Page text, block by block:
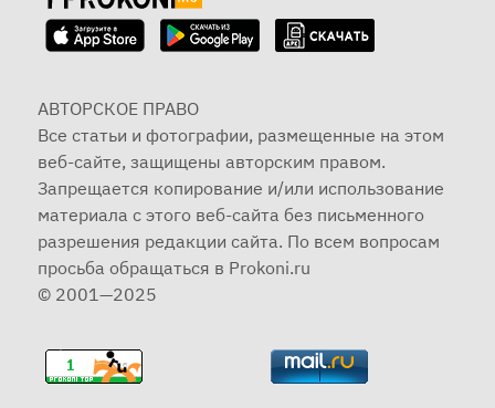
АВТОРСКОЕ ПРАВО
Все статьи и фотографии, размещенные на этом
веб-сайте, защищены авторским правом.
Запрещается копирование и/или использование
материала с этого веб-сайта без письменного
разрешения редакции сайта. По всем вопросам
просьба обращаться в Prokoni.ru
© 2001—2025